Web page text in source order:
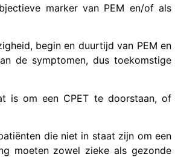
marker van PEM en/of als
begin en duurtijd van PEM en
de symptomen, dus toekomstige
is om een CPET te doorstaan, of
die niet in staat zijn om een
moeten zowel zieke als gezonde